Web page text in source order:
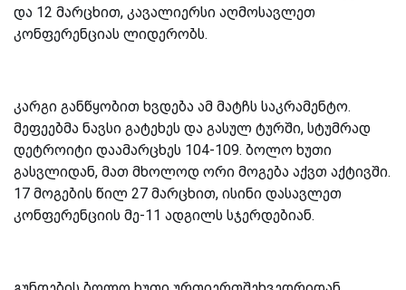
და 12 მარცხით, კავალიერსი აღმოსავლეთ
კონფერენციას ლიდერობს.
კარგი განწყობით ხვდება ამ მატჩს საკრამენტო.
მეფეებმა ნავსი გატეხეს და გასულ ტურში, სტუმრად
დეტროიტი დაამარცხეს 104-109. ბოლო ხუთი
გასვლიდან, მათ მხოლოდ ორი მოგება აქვთ აქტივში.
17 მოგების წილ 27 მარცხით, ისინი დასავლეთ
კონფერენციის მე-11 ადგილს სჯერდებიან.